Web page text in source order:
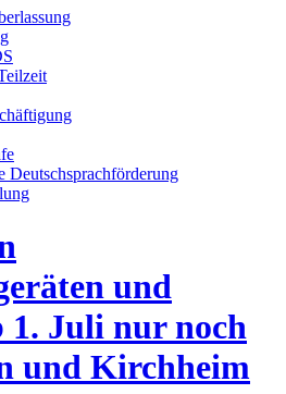
Deutschsprachförderung
und
1. Juli nur noch
und Kirchheim